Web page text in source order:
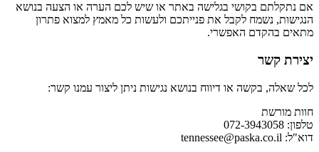
אם נתקלתם בקושי בגלישה באתר או שיש לכם הערה או הצעה בנושא
הנגישות, נשמח לקבל את פנייתכם ולעשות כל מאמץ למצוא פתרון
מתאים בהקדם האפשרי.
יצירת קשר
לכל שאלה, בקשה או דיווח בנושא נגישות ניתן ליצור עמנו קשר:
חוות מורשת
טלפון: 072-3943058
דוא"ל: tennessee@paska.co.il